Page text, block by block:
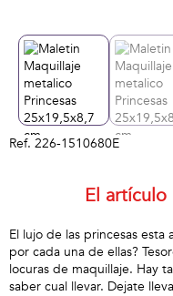
Ref. 226-1510680E
El
El lujo de las princesas
por cada una de ellas?
locuras de maquillaje. Hay
saber cual llevar. Dejate